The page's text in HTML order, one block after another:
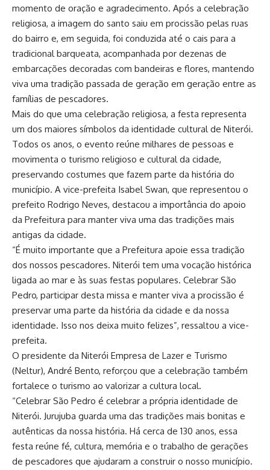
momento de oração e agradecimento. Após a celebração
religiosa, a imagem do santo saiu em procissão pelas ruas
do bairro e, em seguida, foi conduzida até o cais para a
tradicional barqueata, acompanhada por dezenas de
embarcações decoradas com bandeiras e flores, mantendo
viva uma tradição passada de geração em geração entre as
famílias de pescadores.
Mais do que uma celebração religiosa, a festa representa
um dos maiores símbolos da identidade cultural de Niterói.
Todos os anos, o evento reúne milhares de pessoas e
movimenta o turismo religioso e cultural da cidade,
preservando costumes que fazem parte da história do
município. A vice-prefeita Isabel Swan, que representou o
prefeito Rodrigo Neves, destacou a importância do apoio
da Prefeitura para manter viva uma das tradições mais
antigas da cidade.
“É muito importante que a Prefeitura apoie essa tradição
dos nossos pescadores. Niterói tem uma vocação histórica
ligada ao mar e às suas festas populares. Celebrar São
Pedro, participar desta missa e manter viva a procissão é
preservar uma parte da história da cidade e da nossa
identidade. Isso nos deixa muito felizes”, ressaltou a vice-
prefeita.
O presidente da Niterói Empresa de Lazer e Turismo
(Neltur), André Bento, reforçou que a celebração também
fortalece o turismo ao valorizar a cultura local.
“Celebrar São Pedro é celebrar a própria identidade de
Niterói. Jurujuba guarda uma das tradições mais bonitas e
autênticas da nossa história. Há cerca de 130 anos, essa
festa reúne fé, cultura, memória e o trabalho de gerações
de pescadores que ajudaram a construir o nosso município.